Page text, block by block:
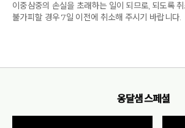
이중삼중의 손실을 초래하는 일이 되므로, 되도록
불가피할 경우 7일 이전에 취소해 주시기 바랍니다.
옹달샘 스페셜